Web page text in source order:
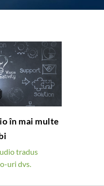
în mai multe
tradus
uri dvs.
în mai
multe limbi
over și
dvs.
AFLĂ MAI MULT